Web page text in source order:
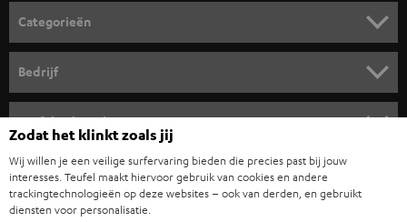
o
r
n
i
e
u
w
s
Categorieën
COMPLETE SYSTEMEN
SOUNDBARS
HIFI-SPEAKERS
Bedrijf
PERS & MARKETING
Teufel online shops
DUITSLAND
OOSTENRIJK
Zodat het klinkt zoals jij
Wij willen je een veilige surfervaring bieden die precies past bij jouw
interesses. Teufel maakt hiervoor gebruik van cookies en andere
trackingtechnologieën op deze websites – ook van derden, en gebruikt
diensten voor personalisatie.